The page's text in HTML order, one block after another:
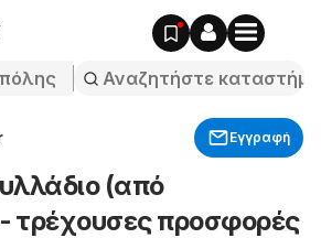
Εγγραφή
(από
τρέχουσες προσφορές